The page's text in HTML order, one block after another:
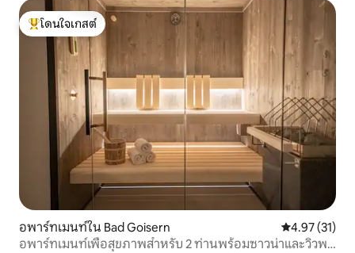
โดนใจเกสต์ที่สุด
โดนใจเกสต์
อพาร์ทเมนท์ใน Bad Goisern คะแนนเฉลี่ย
4.97 (31)
อพาร์ทเมนท์เพื่อสุขภาพสำหรับ 2 ท่านพร้อมซาวน่าและวิวพา